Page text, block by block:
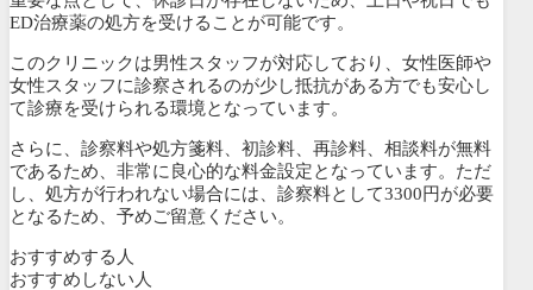
ED治療薬の処方を受けることが可能です。
このクリニックは男性スタッフが対応しており、女性医師や
女性スタッフに診察されるのが少し抵抗がある方でも安心し
て診療を受けられる環境となっています。
さらに、診察料や処方箋料、初診料、再診料、相談料が無料
であるため、非常に良心的な料金設定となっています。ただ
し、処方が行われない場合には、診察料として3300円が必要
となるため、予めご留意ください。
おすすめする人
おすすめしない人